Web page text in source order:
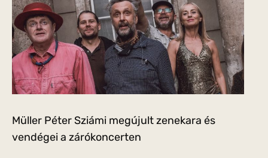
Müller Péter Sziámi megújult zenekara és
vendégei a zárókoncerten